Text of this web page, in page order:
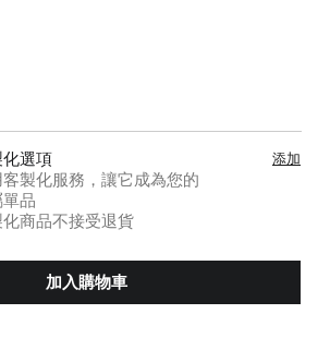
化選項
客製化服務，讓它成為您的
品
化商品不接受退貨
添加
加入購物車